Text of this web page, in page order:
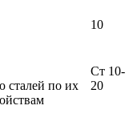
10
сталей по их
Ст 10-
20